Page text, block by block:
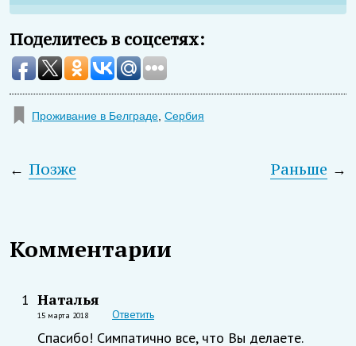
Поделитесь в соцсетях:
Проживание в Белграде, Сербия
← Позже →
Раньше
Комментарии
1 Наталья
15 марта 2018 Ответить
Спасибо! Симпатично все, что Вы делаете.